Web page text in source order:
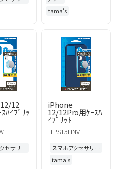
tama's
12
ﾊｲﾌﾞﾘｯ
セサリー
iPhone
12/12Pro用ｹｰｽﾊ
ｲﾌﾞﾘｯﾄ
TPS13HNV
スマホアクセサリー
tama's